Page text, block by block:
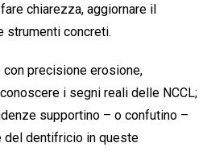
chiarezza, aggiornare il
strumenti concreti.
precisione erosione,
i segni reali delle NCCL;
supportino – o confutino –
dentifricio in queste